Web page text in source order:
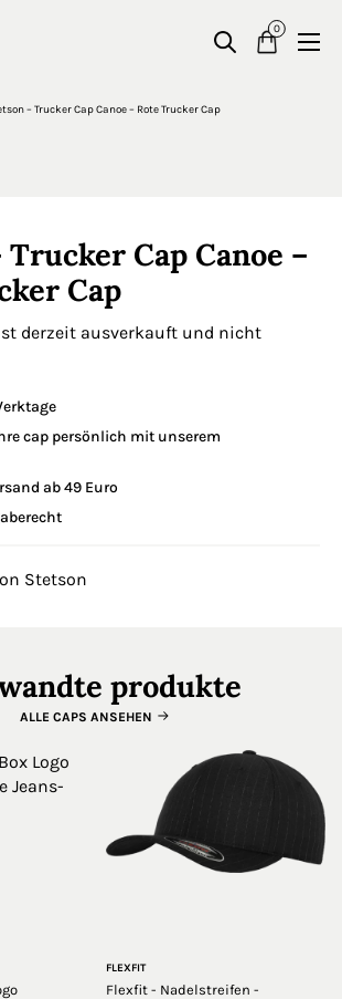
0
– Trucker Cap Canoe – Rote Trucker Cap
Trucker Cap Canoe –
Cap
derzeit ausverkauft und nicht
cap persönlich mit unserem
ab 49 Euro
Stetson
produkte
ALLE CAPS ANSEHEN
FLEXFIT
Flexfit - Nadelstreifen -